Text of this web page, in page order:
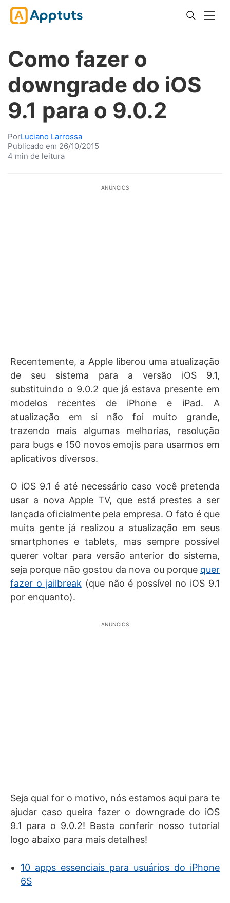
Como fazer o
downgrade do iOS
9.1 para o 9.0.2
PorLuciano Larrossa
Publicado em 26/10/2015
4 min de leitura
ANÚNCIOS
Recentemente, a Apple liberou uma atualização
de seu sistema para a versão iOS 9.1,
substituindo o 9.0.2 que já estava presente em
modelos recentes de iPhone e iPad. A
atualização em si não foi muito grande,
trazendo mais algumas melhorias, resolução
para bugs e 150 novos emojis para usarmos em
aplicativos diversos.
O iOS 9.1 é até necessário caso você pretenda
usar a nova Apple TV, que está prestes a ser
lançada oficialmente pela empresa. O fato é que
muita gente já realizou a atualização em seus
smartphones e tablets, mas sempre possível
querer voltar para versão anterior do sistema,
seja porque não gostou da nova ou porque quer
fazer o jailbreak (que não é possível no iOS 9.1
por enquanto).
ANÚNCIOS
Seja qual for o motivo, nós estamos aqui para te
ajudar caso queira fazer o downgrade do iOS
9.1 para o 9.0.2! Basta conferir nosso tutorial
logo abaixo para mais detalhes!
10 apps essenciais para usuários do iPhone
6S